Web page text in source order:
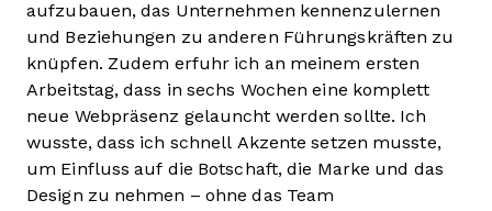
aufzubauen, das Unternehmen kennenzulernen
und Beziehungen zu anderen Führungskräften zu
knüpfen. Zudem erfuhr ich an meinem ersten
Arbeitstag, dass in sechs Wochen eine komplett
neue Webpräsenz gelauncht werden sollte. Ich
wusste, dass ich schnell Akzente setzen musste,
um Einfluss auf die Botschaft, die Marke und das
Design zu nehmen – ohne das Team